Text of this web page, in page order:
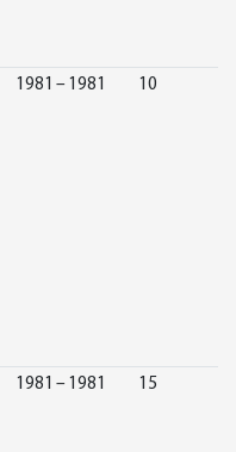
1981 – 1981 10
1981 – 1981 15